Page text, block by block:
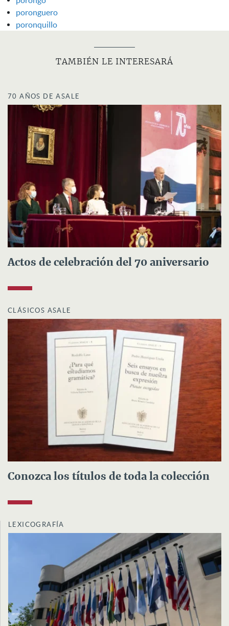
poronguero
poronquillo
TAMBIÉN LE INTERESARÁ
70 AÑOS DE ASALE
Actos de celebración del 70 aniversario
CLÁSICOS ASALE
Conozca los títulos de toda la colección
LEXICOGRAFÍA